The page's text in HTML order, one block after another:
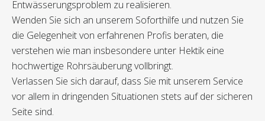
Entwässerungsproblem zu realisieren.
Wenden Sie sich an unserem Soforthilfe und nutzen Sie
die Gelegenheit von erfahrenen Profis beraten, die
verstehen wie man insbesondere unter Hektik eine
hochwertige Rohrsäuberung vollbringt.
Verlassen Sie sich darauf, dass Sie mit unserem Service
vor allem in dringenden Situationen stets auf der sicheren
Seite sind.